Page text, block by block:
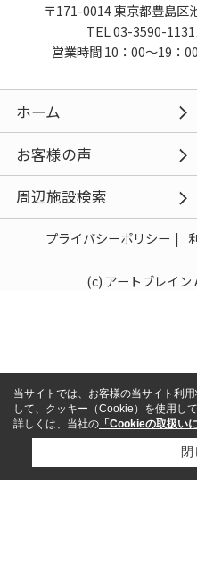
〒171-0014 東京都豊島区
TEL 03-3590-
営業時間 10：00～19
ホーム
お客様の声
周辺施設検索
プライバシーポリシー
(c) アートブレイ
当サイトでは、お客様の当サイト利
して、クッキー（Cookie）を使用して
詳しくは、当社の 「Cookieの取扱い
閉